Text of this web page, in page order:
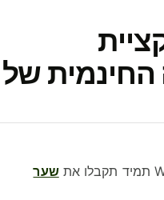
של
שער